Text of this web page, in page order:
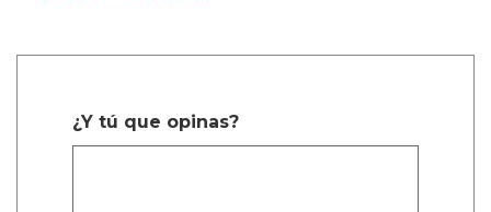
¿Y tú que opinas?